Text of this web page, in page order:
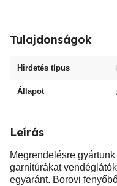
Tulajdonságok
Hirdetés típus
Állapot
Leírás
Megrendelésre
garnitúrákat
egyaránt. Borovi